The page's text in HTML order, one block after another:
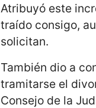
Atribuyó este
traído consigo,
solicitan.
También dio a
tramitarse el
Consejo de la